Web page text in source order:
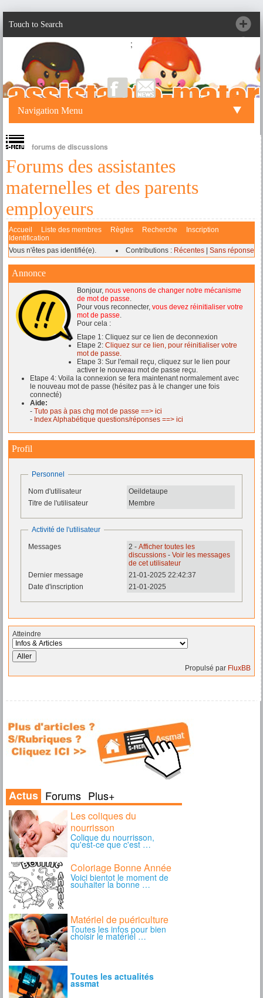
Touch to Search
;
Navigation Menu
forums de discussions
Forums des assistantes
maternelles et des parents
employeurs
Accueil Liste des membres Règles Recherche
Inscription
Identification
Vous n'êtes pas identifié(e).
Contributions : Récentes Sans réponse
Annonce
Bonjour, nous venons de changer notre mécanisme
de mot de passe.
Pour vous reconnecter, vous devez réinitialiser votre
mot de passe.
Pour cela :
Etape 1: Cliquez sur ce lien de deconnexion
Etape 2: Cliquez sur ce lien, pour réinitialiser votre
mot de passe.
Etape 3: Sur l'email reçu, cliquez sur le lien pour
activer le nouveau mot de passe reçu.
Etape 4: Voila la connexion se fera maintenant normalement avec
le nouveau mot de passe (hésitez pas à le changer une fois
connecté)
Aide:
- Tuto pas à pas chg mot de passe ==> ici
- Index Alphabétique questions/réponses ==> ici
Profil
Personnel
Nom d'utilisateur
Oeildetaupe
Titre de l'utilisateur
Membre
Activité de l'utilisateur
Messages 2 - Afficher toutes les
discussions - Voir les messages
de cet utilisateur
Dernier message
21-01-2025 22:42:37
Date d'inscription
21-01-2025
Atteindre
Propulsé par FluxBB